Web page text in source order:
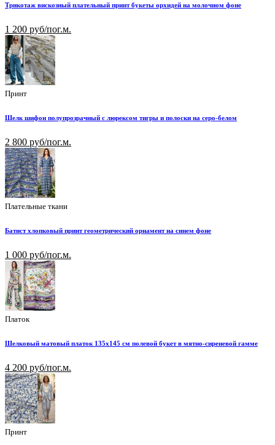
Трикотаж вискозный плательный принт букеты орхидей на молочном фоне
1 200 руб/пог.м.
Принт
Шелк шифон полупрозрачный с люрексом тигры и полоски на серо-белом
2 800 руб/пог.м.
Плательные ткани
Батист хлопковый принт геометрический орнамент на синем фоне
1 000 руб/пог.м.
Платок
Шелковый матовый платок 135х145 см полевой букет в мятно-сиреневой гамме
4 200 руб/пог.м.
Принт